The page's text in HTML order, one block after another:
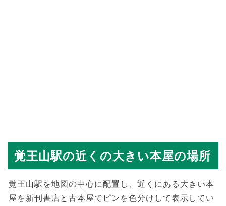
覚王山駅の近くの大きい本屋の場所
覚王山駅を地図の中心に配置し、近くにある大きい本
屋を新刊書店と古本屋でピンを色分けして表示してい